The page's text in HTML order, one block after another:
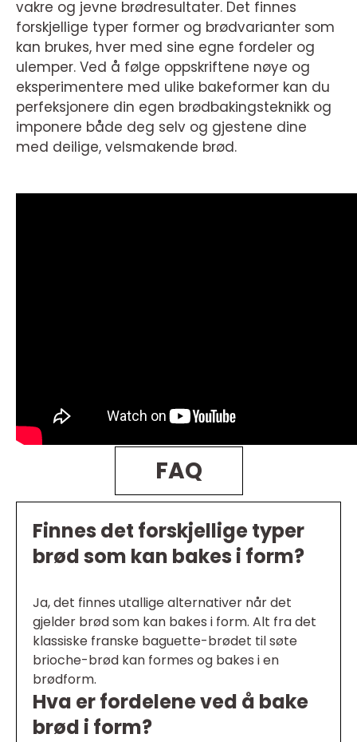
vakre og jevne brødresultater. Det finnes
forskjellige typer former og brødvarianter som
kan brukes, hver med sine egne fordeler og
ulemper. Ved å følge oppskriftene nøye og
eksperimentere med ulike bakeformer kan du
perfeksjonere din egen brødbakingsteknikk og
imponere både deg selv og gjestene dine
med deilige, velsmakende brød.
FAQ
Finnes det forskjellige typer
brød som kan bakes i form?
Ja, det finnes utallige alternativer når det
gjelder brød som kan bakes i form. Alt fra det
klassiske franske baguette-brødet til søte
brioche-brød kan formes og bakes i en
brødform.
Hva er fordelene ved å bake
brød i form?